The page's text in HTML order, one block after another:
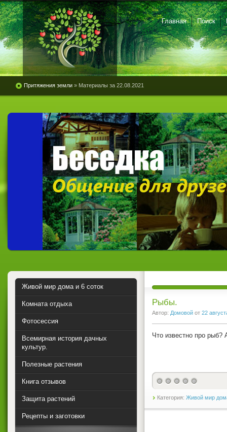
Главная Поиск
Притяжения земли » Материалы за 22.08.2021
Рыбы.
Автор: Домовой от 22
Что известно про рыб?
Категория: Живой мир
Живой мир дома и 6 соток
Комната отдыха
Фотосессия
Всемирная история дачных
культур.
Полезные растения
Книга отзывов
Защита растений
Рецепты и заготовки